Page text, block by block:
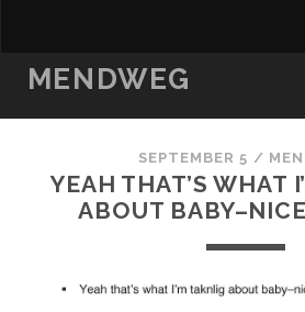
MENDWEG
SEPTEMBER 5 /
YEAH THAT’S WHAT
ABOUT